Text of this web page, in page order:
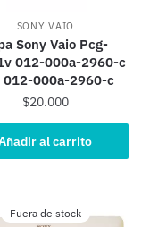
SONY VAIO
Sony Vaio Pcg-
012-000a-2960-c
012-000a-2960-c
$20.000
al carrito
Fuera de stock